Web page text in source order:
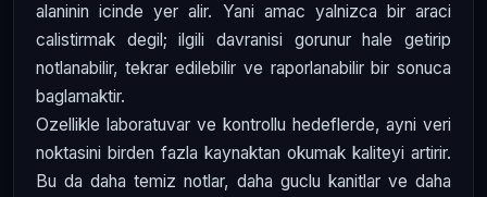
alaninin icinde yer alir. Yani amac yalnizca bir araci
calistirmak degil; ilgili davranisi gorunur hale getirip
notlanabilir, tekrar edilebilir ve raporlanabilir bir sonuca
baglamaktir.
Ozellikle laboratuvar ve kontrollu hedeflerde, ayni veri
noktasini birden fazla kaynaktan okumak kaliteyi artirir.
Bu da daha temiz notlar, daha guclu kanitlar ve daha